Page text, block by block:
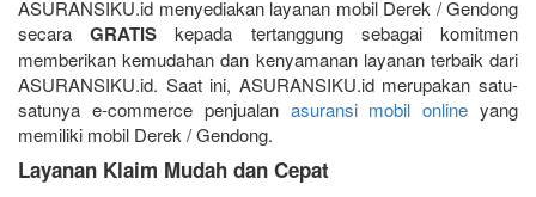
ASURANSIKU.id menyediakan layanan mobil Derek / Gendong
secaraGRATIS kepada tertanggung sebagai komitmen
memberikan kemudahan dan kenyamanan layanan terbaik dari
ASURANSIKU.id. Saat ini, ASURANSIKU.id merupakan satu-
satunya e-commerce penjualan asuransi mobil online yang
memiliki mobil Derek / Gendong.
Layanan Klaim Mudah dan Cepat